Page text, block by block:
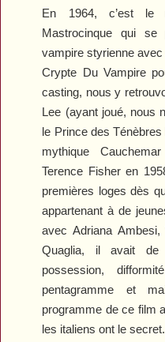
En 1964, c’est le
Mastrocinque qui
vampire styrienne
Crypte Du Vampire
casting, nous y
Lee (ayant joué, nous
le Prince des
mythique
Terence Fisher en
premières loges dès
appartenant à de
avec Adriana
Quaglia, il avait de
possession,
pentagramme et
programme de ce film
les italiens ont le secret.